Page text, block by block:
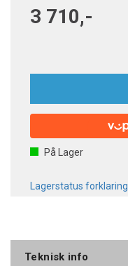
3 710,-
På Lager
Lagerstatus forklaring
Teknisk info